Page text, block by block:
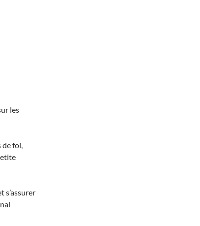
les
de foi,
s’assurer